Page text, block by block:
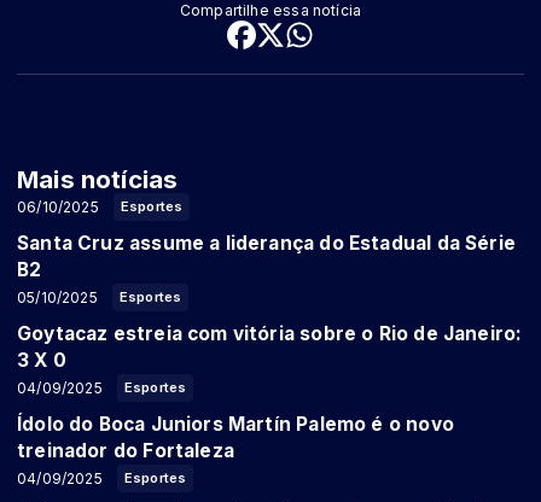
Compartilhe essa notícia
Mais notícias
Esportes
06/10/2025
Santa Cruz assume a liderança do Estadual da Série
B2
Esportes
05/10/2025
Goytacaz estreia com vitória sobre o Rio de Janeiro:
3 X 0
Esportes
04/09/2025
Ídolo do Boca Juniors Martín Palemo é o novo
treinador do Fortaleza
Esportes
04/09/2025